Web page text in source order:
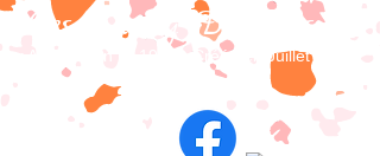
Les Lucky Dancers
Association loi 1901 - Créée en Juillet 2003